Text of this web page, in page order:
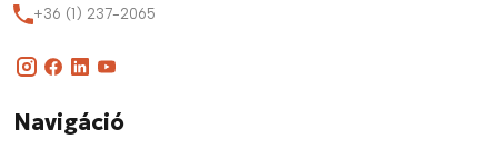
+36 (1) 237-2065
Navigáció